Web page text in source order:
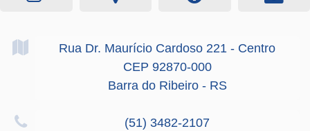
Rua Dr. Maurício Cardoso 221 - Centro
CEP 92870-000
Barra do Ribeiro - RS
(51) 3482-2107